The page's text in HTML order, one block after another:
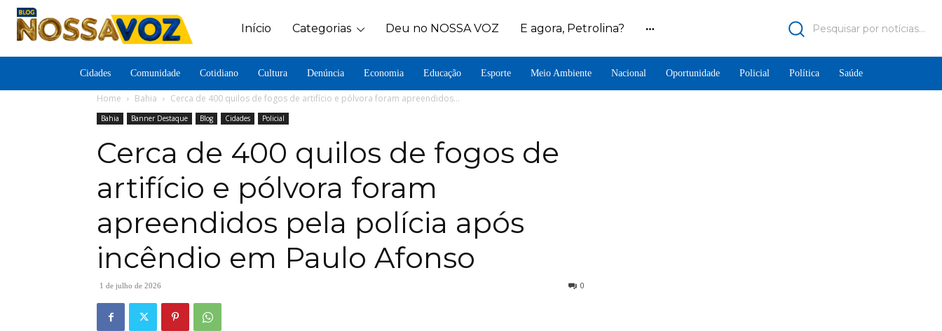
Início Categorias Deu no NOSSA VOZ E agora, Petrolina? Pesquisar por notícias...
Cidades Comunidade Cotidiano Cultura Denúncia Economia Educação Esporte Meio Ambiente Nacional Oportunidade Policial Política Saúde
Home Bahia Cerca de 400 quilos de fogos de artifício e pólvora foram apreendidos...
Bahia Banner Destaque Blog Cidades Policial
Cerca de 400 quilos de fogos de
artifício e pólvora foram
apreendidos pela polícia após
incêndio em Paulo Afonso
1 de julho de 2026 0